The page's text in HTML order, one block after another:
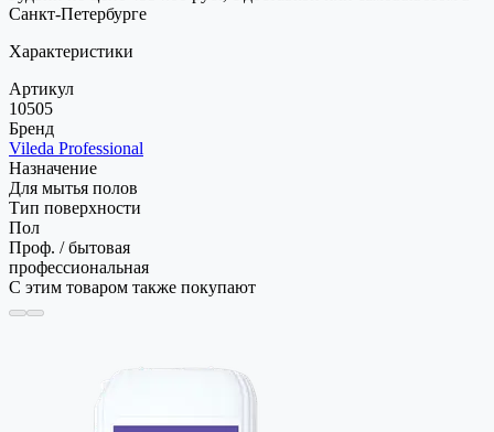
Санкт-Петербурге
Характеристики
Артикул
10505
Бренд
Vileda Professional
Назначение
Для мытья полов
Тип поверхности
Пол
Проф. / бытовая
профессиональная
С этим товаром также покупают